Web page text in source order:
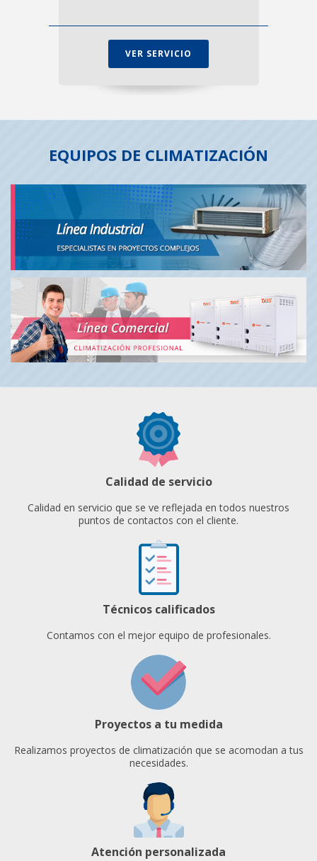
VER SERVICIO
EQUIPOS DE CLIMATIZACIÓN
Calidad de servicio
Calidad en servicio que se ve reflejada en todos nuestros
puntos de contactos con el cliente.
Técnicos calificados
Contamos con el mejor equipo de profesionales.
Proyectos a tu medida
Realizamos proyectos de climatización que se acomodan a tus
necesidades.
Atención personalizada